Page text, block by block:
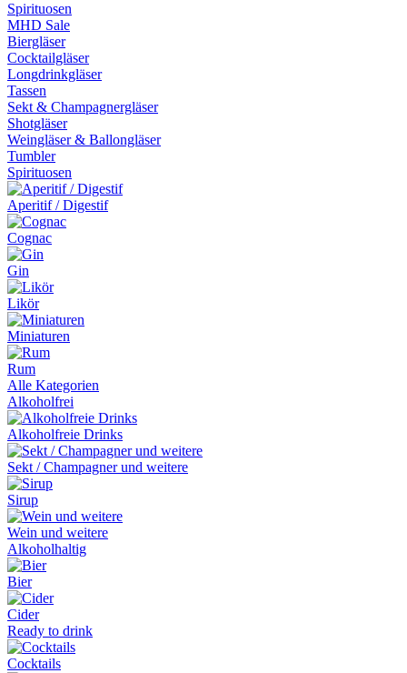
Spirituosen
MHD Sale
Biergläser
Cocktailgläser
Longdrinkgläser
Tassen
Sekt & Champagnergläser
Shotgläser
Weingläser & Ballongläser
Tumbler
Spirituosen
Aperitif / Digestif
Cognac
Gin
Likör
Miniaturen
Rum
Alle Kategorien
Alkoholfrei
Alkoholfreie Drinks
Sekt / Champagner und weitere
Sirup
Wein und weitere
Alkoholhaltig
Bier
Cider
Ready to drink
Cocktails